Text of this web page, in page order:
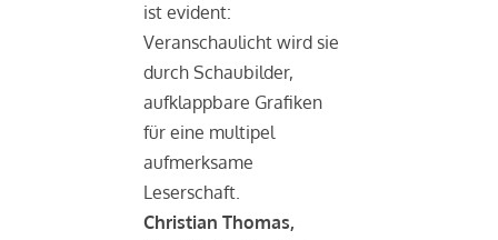
ist evident:
Veranschaulicht wird sie
durch Schaubilder,
aufklappbare Grafiken
für eine multipel
aufmerksame
Leserschaft.
Christian Thomas,